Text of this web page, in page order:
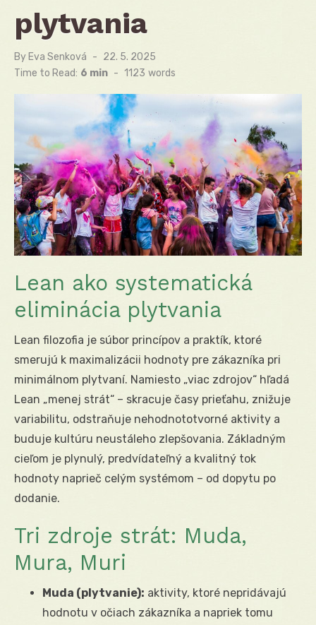
plytvania
By Eva Senková
Posted
on
22. 5. 2025
Time to Read: 6 min - 1123 words
Lean ako systematická
eliminácia plytvania
Lean filozofia je súbor princípov a praktík, ktoré
smerujú k maximalizácii hodnoty pre zákazníka pri
minimálnom plytvaní. Namiesto „viac zdrojov“ hľadá
Lean „menej strát“ – skracuje časy prieťahu, znižuje
variabilitu, odstraňuje nehodnototvorné aktivity a
buduje kultúru neustáleho zlepšovania. Základným
cieľom je plynulý, predvídateľný a kvalitný tok
hodnoty naprieč celým systémom – od dopytu po
dodanie.
Tri zdroje strát: Muda,
Mura, Muri
Muda (plytvanie): aktivity, ktoré nepridávajú
hodnotu v očiach zákazníka a napriek tomu